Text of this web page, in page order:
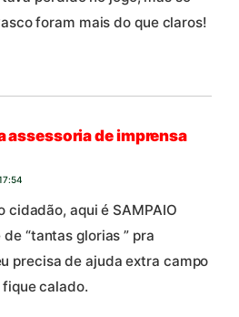
foram mais do que claros!
assessoria de imprensa
cidadão, aqui é SAMPAIO
de “tantas glorias ” pra
precisa de ajuda extra campo
calado.